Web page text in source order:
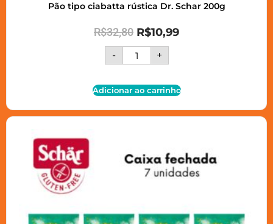
Pão tipo ciabatta rústica Dr. Schar 200g
R$32,80 R$10,99
- +
Adicionar ao carrinho